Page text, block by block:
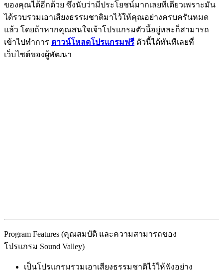
ของคุณได้อีกด้วย ซึ่งนับว่ามีประโยชน์มากเลยทีเดียวเพราะมัน
ได้รวบรวมเอาเสียงธรรมชาติมาไว้ให้คุณอย่างครบครันหมด
แล้ว โดยถ้าหากคุณสนใจเจ้าโปรแกรมตัวนี้อยู่หละก็สามารถ
เข้าไปทำการ ดาวน์โหลดโปรแกรมฟรี ตัวนี้ได้ทันทีเลยที่
เว็บไซต์ของผู้พัฒนา
Program Features (คุณสมบัติ และความสามารถของ
โปรแกรม Sound Valley)
เป็นโปรแกรมรวมเอาเสียงธรรมชาติไว้ให้ฟังอย่าง